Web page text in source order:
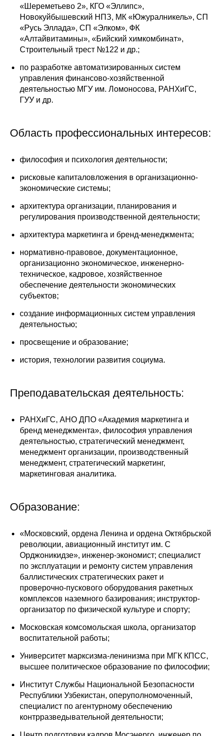
Нормативные документы
Диссертационный совет
О совете
Материалы
Конкурсы и вакансии
Контакты
«Шереметьево 2», КГО «Эллипс»,
Новокуйбышевский НПЗ, МК «Южуралникель», СП
«Русь Эллада», СП «Элком», ФК
«Алтайвитамины», «Бийский химкомбинат»,
Строительный трест №122 и др.;
по разработке автоматизированных систем
управления финансово-хозяйственной
деятельностью МГУ им. Ломоносова, РАНХиГС,
ГУУ и др.
Область профессиональных интересов:
философия и психология деятельности;
рисковые капиталовложения в организационно-
экономические системы;
архитектура организации, планирования и
регулирования производственной деятельности;
архитектура маркетинга и бренд-менеджмента;
нормативно-правовое, документационное,
организационно экономическое, инженерно-
техническое, кадровое, хозяйственное
обеспечение деятельности экономических
субъектов;
создание информационных систем управления
деятельностью;
просвещение и образование;
история, технологии развития социума.
Преподавательская деятельность:
РАНХиГС, АНО ДПО «Академия маркетинга и
бренд менеджмента», философия управления
деятельностью, стратегический менеджмент,
менеджмент организации, производственный
менеджмент, стратегический маркетинг,
маркетинговая аналитика.
Образование:
«Московский, ордена Ленина и ордена Октябрьской
революции, авиационный институт им. С
Орджоникидзе», инженер-экономист; специалист
по эксплуатации и ремонту систем управления
баллистических стратегических ракет и
проверочно-пускового оборудования ракетных
комплексов наземного базирования; инструктор-
организатор по физической культуре и спорту;
Московская комсомольская школа, организатор
воспитательной работы;
Университет марксизма-ленинизма при МГК КПСС,
высшее политическое образование по философии;
Институт Службы Национальной Безопасности
Республики Узбекистан, оперуполномоченный,
специалист по агентурному обеспечению
контрразведывательной деятельности;